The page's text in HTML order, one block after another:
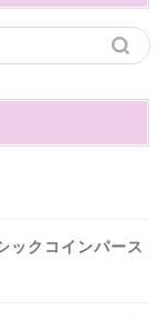
ックコインパース